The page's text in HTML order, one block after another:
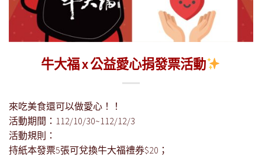
牛大福 x 公益愛心捐發票活動
來吃美食還可以做愛心！！
活動期間：112/10/30~112/12/3
活動規則：
持紙本發票5張可兌換牛大福禮券$20；